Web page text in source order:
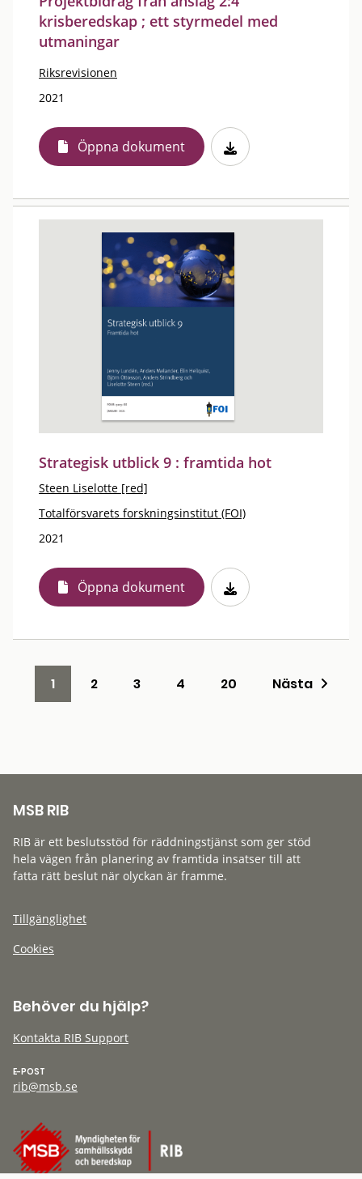
krisberedskap ; ett styrmedel med
utmaningar
Riksrevisionen
2021
Öppna dokument
Strategisk utblick 9 : framtida hot
Steen Liselotte [red]
Totalförsvarets forskningsinstitut (FOI)
2021
Öppna dokument
1 2 3 4 20 Nästa
MSB RIB
RIB är ett beslutsstöd för räddningstjänst som ger stöd
hela vägen från planering av framtida insatser till att
fatta rätt beslut när olyckan är framme.
Tillgänglighet
Cookies
Behöver du hjälp?
Kontakta RIB Support
E-POST
rib@msb.se